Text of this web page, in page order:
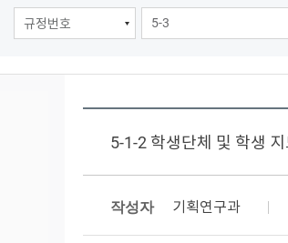
5-1-2 학생단체 및 학생
작성자 기획연구과